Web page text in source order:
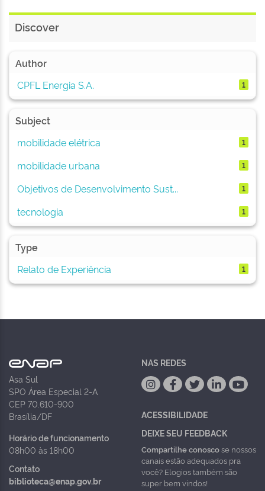
Discover
Author
CPFL Energia S.A.
1
Subject
mobilidade elétrica
1
mobilidade urbana 1
Objetivos de Desenvolvimento Sust... 1
tecnologia 1
Type
Relato de Experiência
1
Asa Sul
SPO Área Especial 2-A
CEP 70.610-900
Brasília/DF
Horário de funcionamento
08h00 às 18h00
Contato
biblioteca@enap.gov.br
NAS REDES
ACESSIBILIDADE
DEIXE SEU FEEDBACK
Compartilhe conoscose nossos
canais estão adequados pra
você? Elogios também são
super bem vindos!